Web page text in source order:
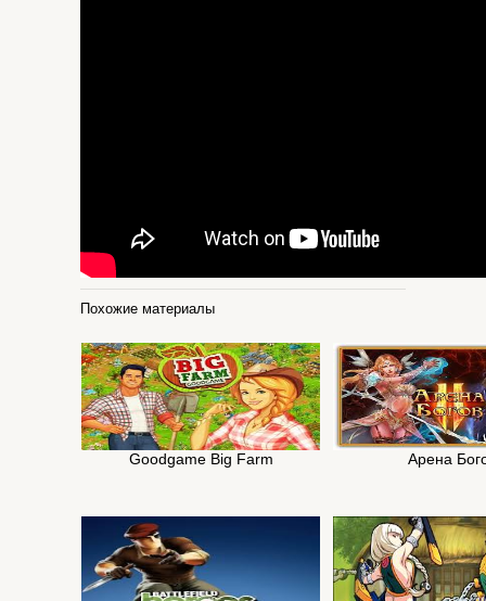
Похожие материалы
Goodgame Big Farm Арена